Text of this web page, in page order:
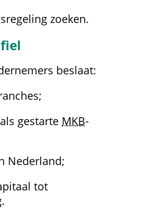
zoeken.
beslaat:
gestarte MKB-
Nederland;
tot